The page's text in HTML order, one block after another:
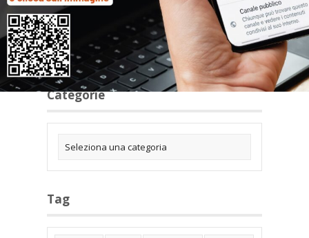
Categorie
Tag